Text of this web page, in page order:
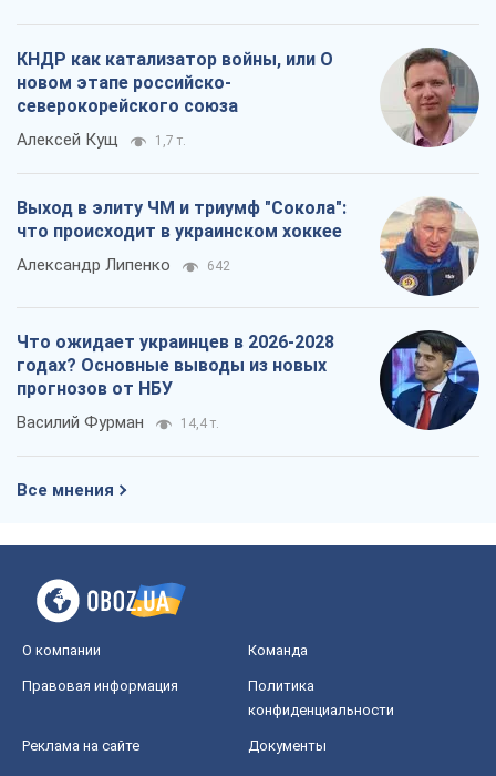
КНДР как катализатор войны, или О
новом этапе российско-
северокорейского союза
Алексей Кущ 1,7 т.
Выход в элиту ЧМ и триумф "Сокола":
что происходит в украинском хоккее
Александр Липенко 642
Что ожидает украинцев в 2026-2028
годах? Основные выводы из новых
прогнозов от НБУ
Василий Фурман 14,4 т.
Все мнения
О компании Команда
Правовая информация
Политика
конфиденциальности
Реклама на сайте Документы